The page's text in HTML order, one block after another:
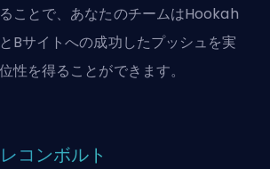
ことで、あなたのチームはHookah
Bサイトへの成功したプッシュを実
性を得ることができます。
コンボルト